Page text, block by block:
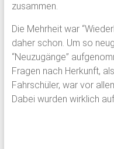
Internats
gegründet,
bildet
sie
den
Zusammenschluß
zusammen.
Die Mehrheit war
daher schon. Um so
“Neuzugänge”
Fragen nach Herkunft,
Fahrschüler, war vor
Dabei wurden wirklich